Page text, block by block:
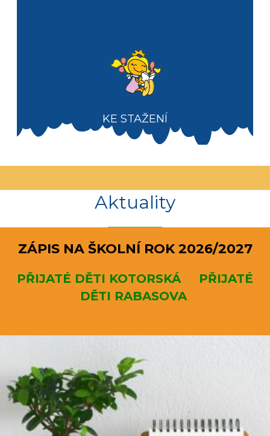
KE STAŽENÍ
Aktuality
ZÁPIS NA ŠKOLNÍ ROK 2026/2027
PŘIJATÉ DĚTI KOTORSKÁ
PŘIJATÉ
DĚTI RABASOVA